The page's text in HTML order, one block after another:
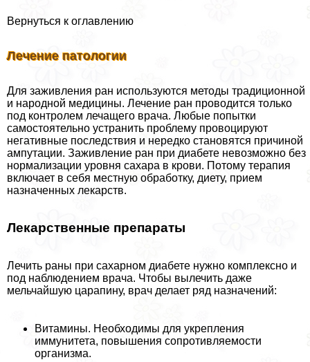
Вернуться к оглавлению
Лечение патологии
Для заживления ран используются методы традиционной
и народной медицины. Лечение ран проводится только
под контролем лечащего врача. Любые попытки
самостоятельно устранить проблему провоцируют
негативные последствия и нередко становятся причиной
ампутации. Заживление ран при диабете невозможно без
нормализации уровня сахара в крови. Потому терапия
включает в себя местную обработку, диету, прием
назначенных лекарств.
Лекарственные препараты
Лечить раны при сахарном диабете нужно комплексно и
под наблюдением врача. Чтобы вылечить даже
мельчайшую царапину, врач делает ряд назначений:
Витамины. Необходимы для укрепления
иммунитета, повышения сопротивляемости
организма.